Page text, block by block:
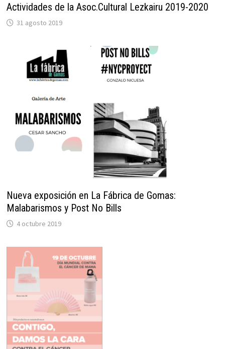
Actividades de la Asoc.Cultural Lezkairu 2019-2020
31 agosto 2019
Nueva exposición en La Fábrica de Gomas:
Malabarismos y Post No Bills
4 octubre 2019